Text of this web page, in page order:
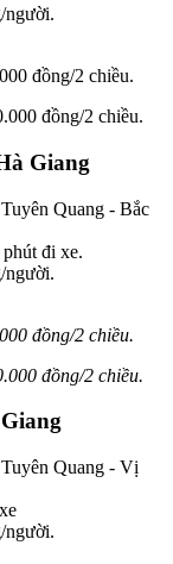
người.
đồng/2 chiều.
đồng/2 chiều.
Giang
Quang - Bắc
đi xe.
người.
đồng/2 chiều.
đồng/2 chiều.
Quang - Vị
người.